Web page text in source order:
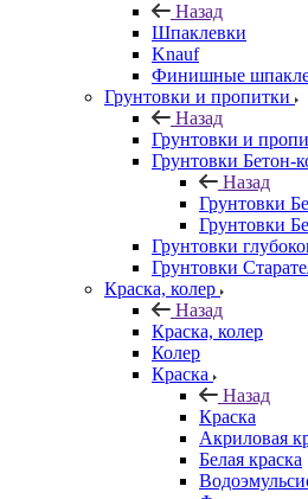
Назад
Шпаклевки
Knauf
Финишные
Грунтовки и пропитки
Назад
Грунтовки и
Грунтовки Бетон-
Назад
Грунтовки
Грунтовки
Грунтовки
Грунтовки
Краска, колер
Назад
Краска, колер
Колер
Краска
Назад
Краска
Акриловая
Белая краска